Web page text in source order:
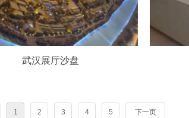
武汉展厅沙盘
1 2 3 4 5 下一页